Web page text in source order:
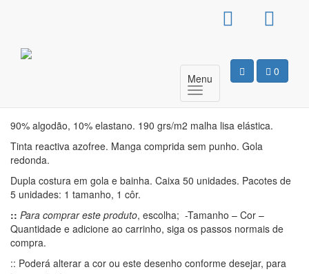
0
Menu
Camisola de Grávida –
90% algodão, 10% elastano. 190 grs/m2 malha lisa elástica.
Tinta reactiva azofree. Manga comprida sem punho. Gola
redonda.
Dupla costura em gola e bainha. Caixa 50 unidades. Pacotes de
5 unidades: 1 tamanho, 1 côr.
:: Para comprar este produto, escolha; -Tamanho – Cor –
Quantidade e adicione ao carrinho, siga os passos normais de
compra.
:: Poderá alterar a cor ou este desenho conforme desejar, para